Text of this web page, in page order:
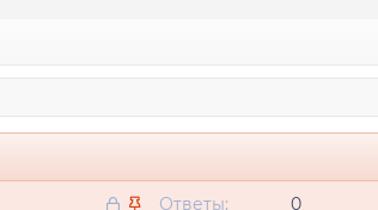
З
З
Ответы 0